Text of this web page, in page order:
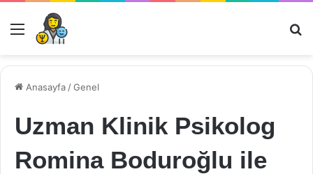
Menü
Anasayfa /Genel
Uzman Klinik Psikolog
Romina Boduroğlu ile